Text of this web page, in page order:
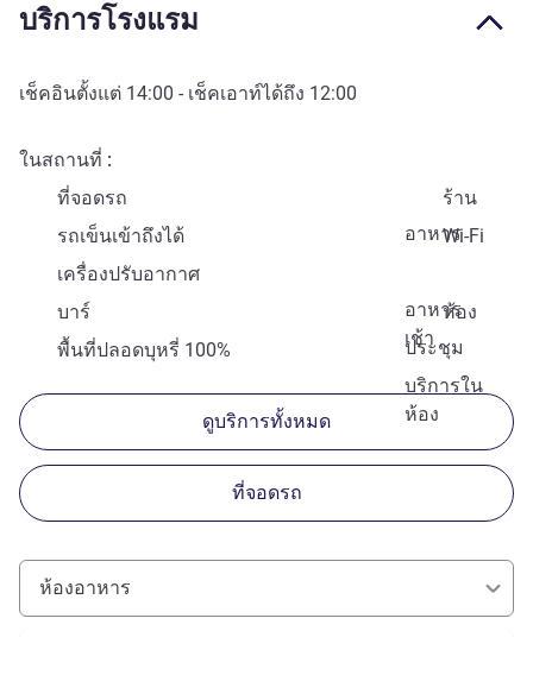
บริการโรงแรม
เช็คอินตั้งแต่ 14:00 - เช็คเอาท์ได้ถึง 12:00
ในสถานที่
ที่จอดรถ
ร้าน
อาหาร
รถเข็นเข้าถึงได้
Wi-Fi
เครื่องปรับอากาศ
อาหาร
เช้า
บาร์
ห้อง
ประชุม
พื้นที่ปลอดบุหรี่ 100%
บริการใน
ห้อง
ดูบริการทั้งหมด
ที่จอดรถ
ห้องอาหาร